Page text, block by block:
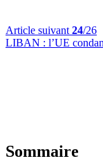
Article suivant 24/26
LIBAN : l’UE
Sommaire